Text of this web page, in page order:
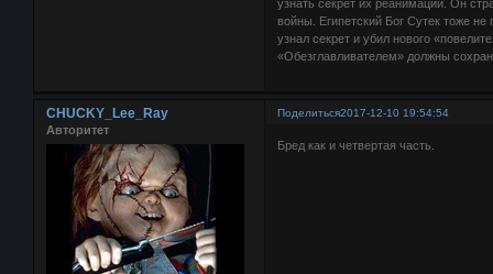
узнать секрет их реанимации. Он
войны. Египетский Бог Сутек тоже
узнал секрет и убил нового
«Обезглавливателем» должны
Поделиться2017-12-10 19:54:54
CHUCKY_Lee_Ray
Авторитет
Бред как и четвертая часть.